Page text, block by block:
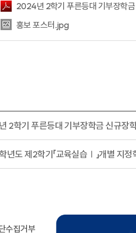
2024년 2학기 푸른등대 기부장학
홍보 포스터.jpg
2학기 푸른등대 기부장학금 신규장
년도 제2학기「교육실습Ⅰ」개별 지
수집거부